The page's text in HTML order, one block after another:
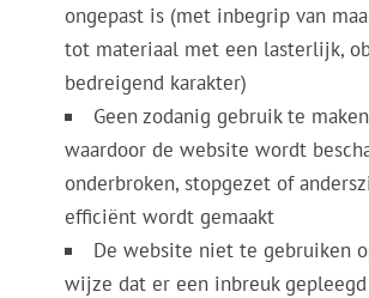
ongepast is (met inbegrip van
tot materiaal met een lasterlijk,
bedreigend karakter)
Geen zodanig gebruik te
waardoor de website wordt
onderbroken, stopgezet of
efficiënt wordt gemaakt
De website niet te gebruiken
wijze dat er een inbreuk